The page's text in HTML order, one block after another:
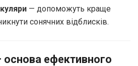
— допоможуть краще
сонячних відблисків.
основа ефективного